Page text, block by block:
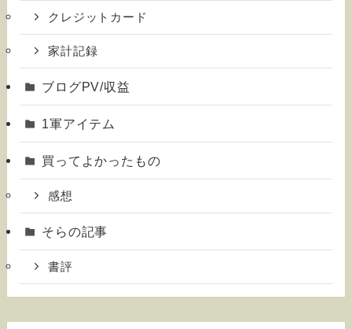
クレジットカード
家計記録
ブログPV/収益
1軍アイテム
買ってよかったもの
感想
そらの記事
書評